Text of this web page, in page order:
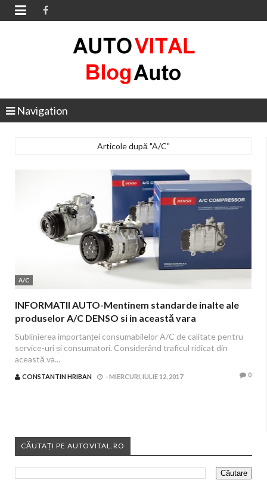

Navigation
Articole după "A/C"
A/C
INFORMATII AUTO-Mentinem standarde inalte ale
produselor A/C DENSO si in această vara
Sublinierea importanței consumabilelor A/C de calitate pentru
service-uri și consumatori. Considerând traficul ridicat din
această va...
CONSTANTIN HRIBAN -MIERCURI, IULIE 12, 2017 0
CĂUTAȚI PE AUTOVITAL.RO